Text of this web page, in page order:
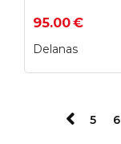
95.00€
Delanas
5 6